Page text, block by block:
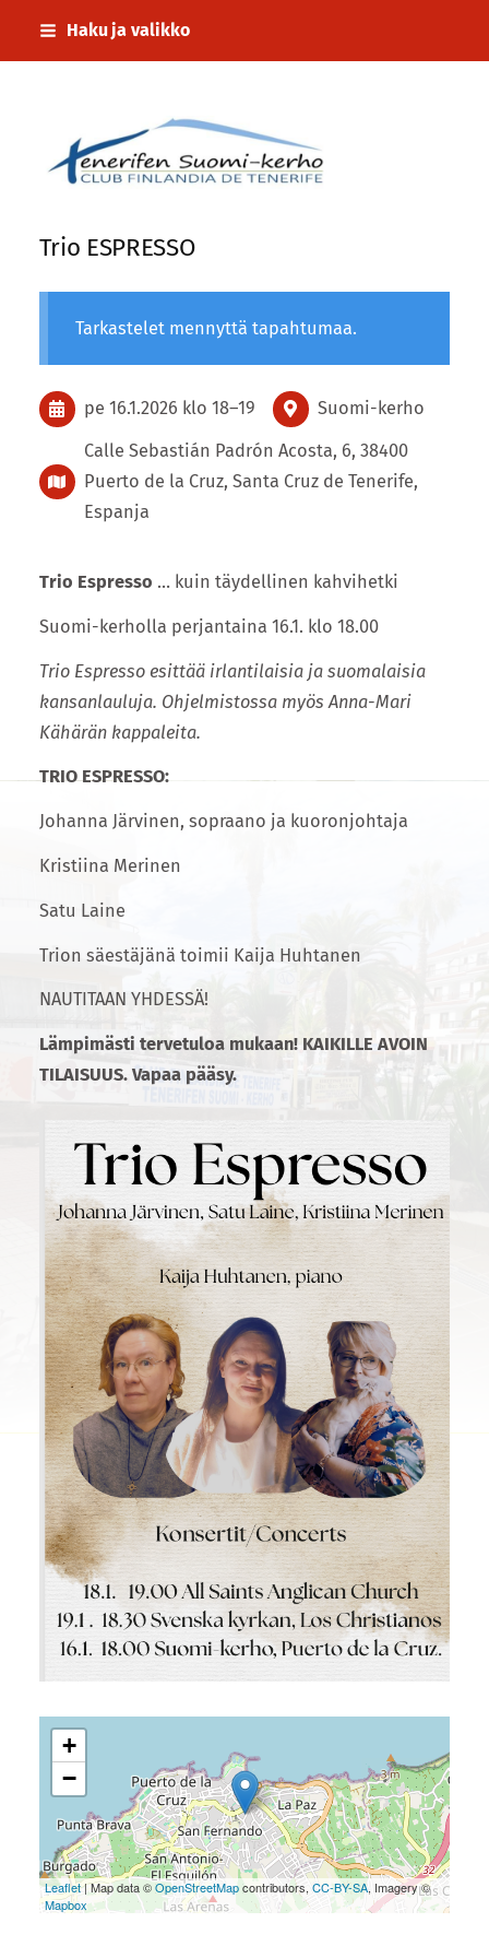
Siirry
sivun
Haku ja valikko
Tenerifen Suomi-kerho
Trio ESPRESSO
Tarkastelet mennyttä tapahtumaa.
pe 16.1.2026 klo 18–19 Suomi-kerho
Calle Sebastián Padrón Acosta, 6, 38400
Puerto de la Cruz, Santa Cruz de Tenerife,
Espanja
Trio Espresso … kuin täydellinen kahvihetki
Suomi-kerholla perjantaina 16.1. klo 18.00
Trio Espresso esittää irlantilaisia ja suomalaisia
kansanlauluja. Ohjelmistossa myös Anna-Mari
Kähärän kappaleita.
TRIO ESPRESSO:
Johanna Järvinen, sopraano ja kuoronjohtaja
Kristiina Merinen
Satu Laine
Trion säestäjänä toimii Kaija Huhtanen
NAUTITAAN YHDESSÄ!
Lämpimästi tervetuloa mukaan! KAIKILLE AVOIN
TILAISUUS. Vapaa pääsy.
+
−
Leaflet| Map data ©OpenStreetMapcontributors, CC-BY-SA, Imagery ©
Mapbox